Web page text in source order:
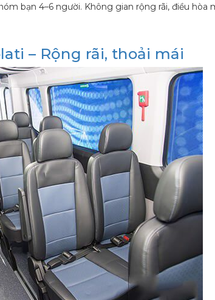
bạn 4–6 người. Không gian rộng rãi, điều
– Rộng rãi, thoải mái